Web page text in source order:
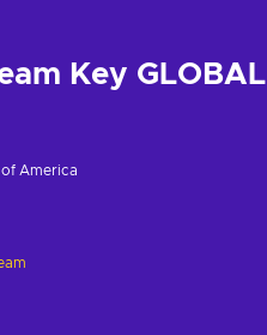
Key GLOBAL
of America